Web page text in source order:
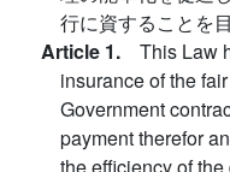
行に資することを
Article 1. This Law
insurance of the
Government
payment therefor